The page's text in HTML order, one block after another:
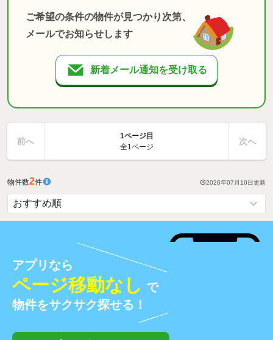
ご希望の条件の物件が見つかり次第、
メールでお知らせします
新着メール通知を受け取る
前へ
1ページ目
全1ページ
次へ
物件数2件 2026年07月10日更新
アプリなら
ページ移動なし で
物件をサクサク探せる！